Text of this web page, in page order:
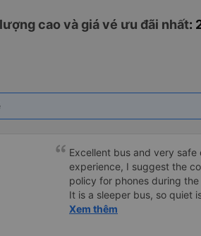
cao và giá vé ưu đãi nhất:
Excellent bus and very
experience, I suggest the
policy for phones during
It is a sleeper bus, so quiet
Wi-Fi password clearly
Xem thêm